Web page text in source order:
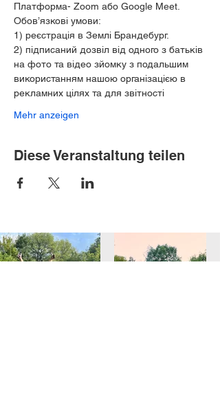
Платформа- Zoom або Google Meet.
Обов’язкові умови:
1) реєстрація в Землі Брандебург.
2) підписаний дозвіл від одного з батьків
на фото та відео зйомку з подальшим
використанням нашою організацією в
рекламних цілях та для звітності
Mehr anzeigen
Diese Veranstaltung teilen